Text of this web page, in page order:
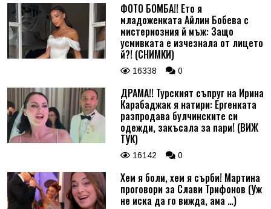
ФОТО БОМБА!! Ето я
младоженката Айлин Бобева с
мистериозния й мъж: Защо
усмивката е изчезнала от лицето
й?! (СНИМКИ)
16338 0
ДРАМА!! Турският съпруг на Ирина
Карабаджак я натири: Ергенката
разпродава булчинските си
одежди, закъсала за пари! (ВИЖ
ТУК)
16142 0
Хем я боли, хем я сърби! Мартина
проговори за Слави Трифонов (Уж
не иска да го вижда, ама …)